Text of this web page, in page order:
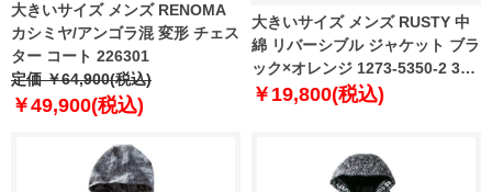
大きいサイズ メンズ RENOMA
カシミヤ/アンゴラ混 変形 チェス
ター コート 226301
定価 ￥64,900(税込)
￥49,900(税込)
大きいサイズ メンズ RUSTY 中
綿 リバーシブル ジャケット ブラ
ック×オレンジ 1273-5350-2 3L
4L 5L 6L 8L
￥19,800(税込)